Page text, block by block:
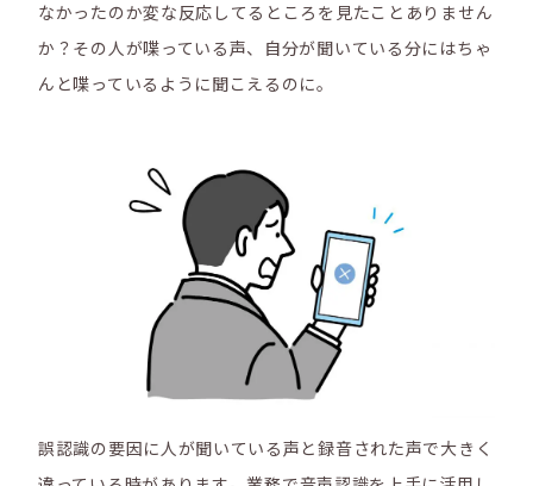
なかったのか変な反応してるところを見たことありません
か？その人が喋っている声、自分が聞いている分にはちゃ
んと喋っているように聞こえるのに。
誤認識の要因に人が聞いている声と録音された声で大きく